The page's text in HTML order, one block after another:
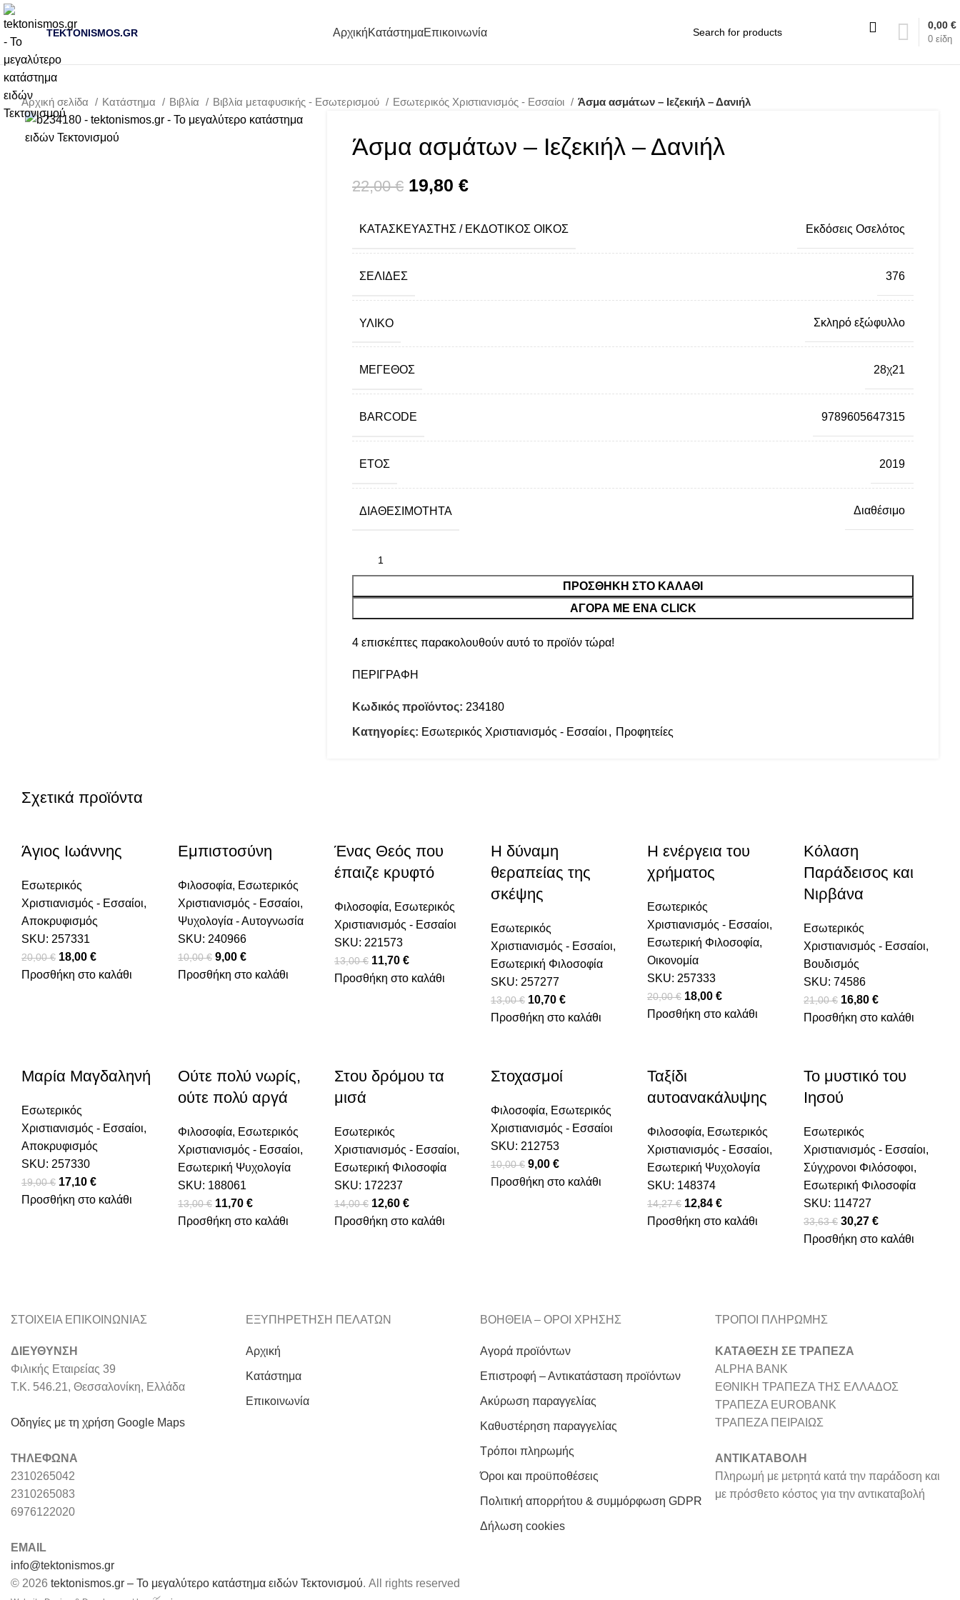
TEKTONISMOS.GR ΑρχικήΚατάστημαΕπικοινωνία
0 είδη
0,00 €
Αρχική σελίδα Κατάστημα Βιβλία Βιβλία μεταφυσικής - Εσωτερισμού Εσωτερικός Χριστιανισμός - Εσσαίοι Άσμα ασμάτων – Ιεζεκιήλ – Δανιήλ
-10%
Άσμα ασμάτων – Ιεζεκιήλ – Δανιήλ
22,00€ Original price was: 22,00 €.
19,80 €
ΚΑΤΑΣΚΕΥΑΣΤΉΣ / ΕΚΔΟΤΙΚΌΣ ΟΊΚΟΣ Εκδόσεις Οσελότος
ΣΕΛΊΔΕΣ 376
ΥΛΙΚΌ Σκληρό εξώφυλλο
ΜΈΓΕΘΟΣ 28χ21
BARCODE 9789605647315
ΈΤΟΣ 2019
ΔΙΑΘΕΣΙΜΌΤΗΤΑ Διαθέσιμο
ΠΡΟΣΘΉΚΗ ΣΤΟ ΚΑΛΆΘΙ
ΑΓΟΡΑ ΜΕ ΕΝΑ CLICK
4 επισκέπτες παρακολουθούν αυτό το προϊόν τώρα!
ΠΕΡΙΓΡΑΦΉ
Κωδικός προϊόντος: 234180
Κατηγορίες: Εσωτερικός Χριστιανισμός - Εσσαίοι , Προφητείες
Σχετικά προϊόντα
Άγιος Ιωάννης
Εσωτερικός
Χριστιανισμός - Εσσαίοι,
Αποκρυφισμός
SKU: 257331
20,00€ Original price was: 20,00 €.
18,00 € Η τρέχουσα τιμή είναι: 18,00 €.
Προσθήκη στο καλάθι
Εμπιστοσύνη
Φιλοσοφία, Εσωτερικός
Χριστιανισμός - Εσσαίοι,
Ψυχολογία - Αυτογνωσία
SKU: 240966
10,00€ Original price was: 10,00 €.
9,00 € Η τρέχουσα τιμή είναι: 9,00 €.
Προσθήκη στο καλάθι
Ένας Θεός που
έπαιζε κρυφτό
Φιλοσοφία, Εσωτερικός
Χριστιανισμός - Εσσαίοι
SKU: 221573
13,00€ Original price was: 13,00 €.
11,70 € Η τρέχουσα τιμή είναι: 11,70 €.
Προσθήκη στο καλάθι
Η δύναμη
θεραπείας της
σκέψης
Εσωτερικός
Χριστιανισμός - Εσσαίοι,
Εσωτερική Φιλοσοφία
SKU: 257277
13,00€ Original price was: 13,00 €.
10,70 € Η τρέχουσα τιμή είναι: 10,70 €.
Προσθήκη στο καλάθι
Η ενέργεια του
χρήματος
Εσωτερικός
Χριστιανισμός - Εσσαίοι,
Εσωτερική Φιλοσοφία,
Οικονομία
SKU: 257333
20,00€ Original price was: 20,00 €.
18,00 € Η τρέχουσα τιμή είναι: 18,00 €.
Προσθήκη στο καλάθι
Κόλαση
Παράδεισος και
Νιρβάνα
Εσωτερικός
Χριστιανισμός - Εσσαίοι,
Βουδισμός
SKU: 74586
21,00€ Original price was:
21,00 €.
16,80 €
τιμή είναι:
Προσθήκη στο καλάθι
Μαρία Μαγδαληνή
Εσωτερικός
Χριστιανισμός - Εσσαίοι,
Αποκρυφισμός
SKU: 257330
19,00€ Original price was: 19,00 €.
17,10 € Η τρέχουσα τιμή είναι: 17,10 €.
Προσθήκη στο καλάθι
Ούτε πολύ νωρίς,
ούτε πολύ αργά
Φιλοσοφία, Εσωτερικός
Χριστιανισμός - Εσσαίοι,
Εσωτερική Ψυχολογία
SKU: 188061
13,00€ Original price was: 13,00 €.
11,70 € Η τρέχουσα τιμή είναι: 11,70 €.
Προσθήκη στο καλάθι
Στου δρόμου τα
μισά
Εσωτερικός
Χριστιανισμός - Εσσαίοι,
Εσωτερική Φιλοσοφία
SKU: 172237
14,00€ Original price was: 14,00 €.
12,60 €
Προσθήκη στο καλάθι
Στοχασμοί
Φιλοσοφία, Εσωτερικός
Χριστιανισμός - Εσσαίοι
SKU: 212753
10,00€ Original price was: 10,00 €.
9,00 € Η τρέχουσα τιμή είναι: 9,00 €.
Προσθήκη στο καλάθι
Ταξίδι
αυτοανακάλυψης
Φιλοσοφία, Εσωτερικός
Χριστιανισμός - Εσσαίοι,
Εσωτερική Ψυχολογία
SKU: 148374
14,27€ Original price was: 14,27 €.
12,84 € Η τρέχουσα τιμή είναι: 12,84 €.
Προσθήκη στο καλάθι
Το μυστικό του
Ιησού
Εσωτερικός
Χριστιανισμός - Εσσαίοι,
Σύγχρονοι Φιλόσοφοι,
Εσωτερική Φιλοσοφία
SKU: 114727
33,63€ Original price was:
33,63 €.
30,27 €
τιμή είναι:
Προσθήκη στο καλάθι
ΣΤΟΙΧΕΙΑ ΕΠΙΚΟΙΝΩΝΙΑΣ
ΔΙΕΥΘΥΝΣΗ
Φιλικής Εταιρείας 39
Τ.Κ. 546.21, Θεσσαλονίκη, Ελλάδα
Οδηγίες με τη χρήση Google Maps
ΤΗΛΕΦΩΝΑ
2310265042
2310265083
6976122020
EMAIL
info@tektonismos.gr
ΕΞΥΠΗΡΕΤΗΣΗ ΠΕΛΑΤΩΝ
Αρχική
Κατάστημα
Επικοινωνία
ΒΟΗΘΕΙΑ – ΟΡΟΙ ΧΡΗΣΗΣ
Αγορά προϊόντων
Επιστροφή – Αντικατάσταση προϊόντων
Ακύρωση παραγγελίας
Καθυστέρηση παραγγελίας
Τρόποι πληρωμής
Όροι και προϋποθέσεις
Πολιτική απορρήτου & συμμόρφωση GDPR
Δήλωση cookies
ΤΡΟΠΟΙ ΠΛΗΡΩΜΗΣ
ΚΑΤΑΘΕΣΗ ΣΕ ΤΡΑΠΕΖΑ
ALPHA BANK
ΕΘΝΙΚΗ ΤΡΑΠΕΖΑ ΤΗΣ ΕΛΛΑΔΟΣ
ΤΡΑΠΕΖΑ EUROBANK
ΤΡΑΠΕΖΑ ΠΕΙΡΑΙΩΣ
ΑΝΤΙΚΑΤΑΒΟΛΗ
Πληρωμή με μετρητά κατά την παράδοση και
με πρόσθετο κόστος για την αντικαταβολή
© 2026 tektonismos.gr – Το μεγαλύτερο κατάστημα ειδών Τεκτονισμού. All rights reserved